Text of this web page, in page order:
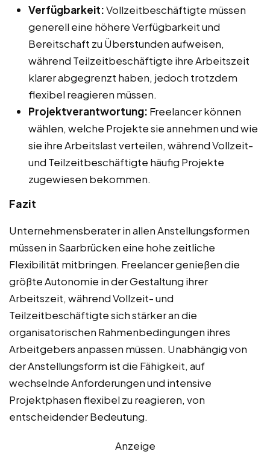
Verfügbarkeit:Vollzeitbeschäftigte müssen
generell eine höhere Verfügbarkeit und
Bereitschaft zu Überstunden aufweisen,
während Teilzeitbeschäftigte ihre Arbeitszeit
klarer abgegrenzt haben, jedoch trotzdem
flexibel reagieren müssen.
Projektverantwortung: Freelancer können
wählen, welche Projekte sie annehmen und wie
sie ihre Arbeitslast verteilen, während Vollzeit-
und Teilzeitbeschäftigte häufig Projekte
zugewiesen bekommen.
Fazit
Unternehmensberater in allen Anstellungsformen
müssen in Saarbrücken eine hohe zeitliche
Flexibilität mitbringen. Freelancer genießen die
größte Autonomie in der Gestaltung ihrer
Arbeitszeit, während Vollzeit- und
Teilzeitbeschäftigte sich stärker an die
organisatorischen Rahmenbedingungen ihres
Arbeitgebers anpassen müssen. Unabhängig von
der Anstellungsform ist die Fähigkeit, auf
wechselnde Anforderungen und intensive
Projektphasen flexibel zu reagieren, von
entscheidender Bedeutung.
Anzeige